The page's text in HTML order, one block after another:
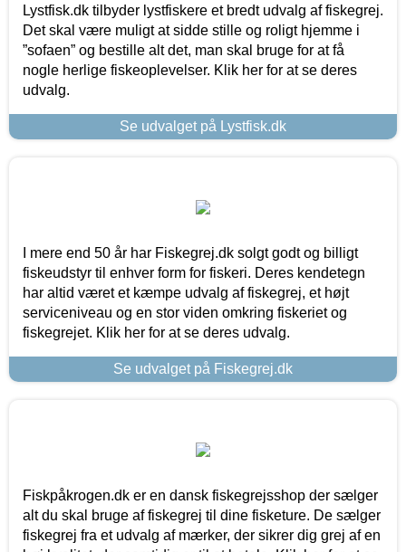
Lystfisk.dk tilbyder lystfiskere et bredt udvalg af fiskegrej.
Det skal være muligt at sidde stille og roligt hjemme i
”sofaen” og bestille alt det, man skal bruge for at få
nogle herlige fiskeoplevelser. Klik her for at se deres
udvalg.
Se udvalget på Lystfisk.dk
I mere end 50 år har Fiskegrej.dk solgt godt og billigt
fiskeudstyr til enhver form for fiskeri. Deres kendetegn
har altid været et kæmpe udvalg af fiskegrej, et højt
serviceniveau og en stor viden omkring fiskeriet og
fiskegrejet. Klik her for at se deres udvalg.
Se udvalget på Fiskegrej.dk
Fiskpåkrogen.dk er en dansk fiskegrejsshop der sælger
alt du skal bruge af fiskegrej til dine fisketure. De sælger
fiskegrej fra et udvalg af mærker, der sikrer dig grej af en